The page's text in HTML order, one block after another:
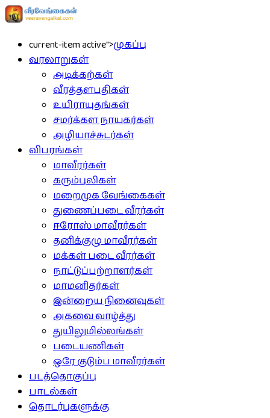
current-item active">முகப்பு
வரலாறுகள்
அடிக்கற்கள்
வீரத்தளபதிகள்
உயிராயுதங்கள்
சமர்க்கள நாயகர்கள்
அழியாச்சுடர்கள்
விபரங்கள்
மாவீரர்கள்
கரும்புலிகள்
மறைமுக வேங்கைகள்
துணைப்படை வீரர்கள்
ஈரோஸ் மாவீரர்கள்
தனிக்குழு மாவீரர்கள்
மக்கள் படை வீரர்கள்
நாட்டுப்பற்றாளர்கள்
மாமனிதர்கள்
இன்றைய நினைவுகள்
அகவை வாழ்த்து
துயிலுமில்லங்கள்
படையணிகள்
ஒரே குடும்ப மாவீரர்கள்
படத்தொகுப்பு
பாடல்கள்
தொடர்புகளுக்கு